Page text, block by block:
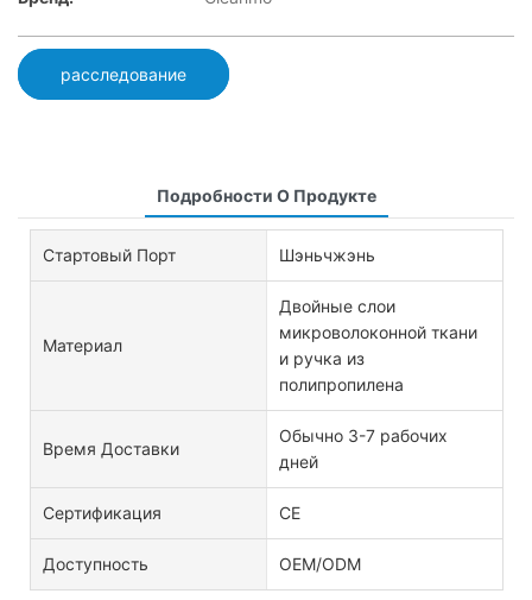
расследование
Подробности О Продукте
Стартовый Порт Шэньчжэнь
Материал
Двойные слои
микроволоконной ткани
и ручка из
полипропилена
Время Доставки
Обычно 3-7 рабочих
дней
Сертификация CE
Доступность OEM/ODM